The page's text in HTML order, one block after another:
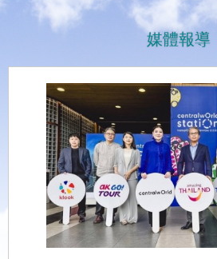
媒體報導